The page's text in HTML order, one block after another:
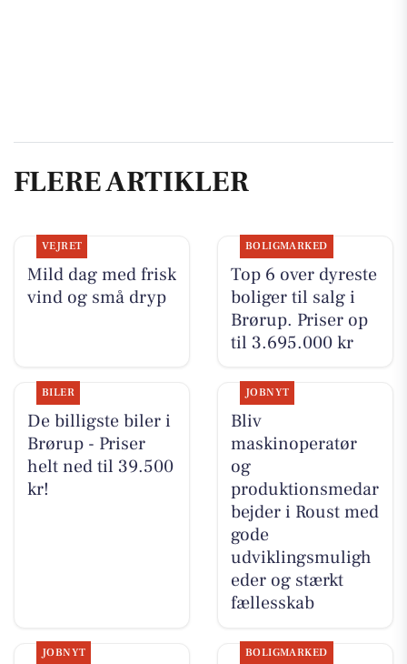
FLERE ARTIKLER
VEJRET
Mild dag med frisk
vind og små dryp
BOLIGMARKED
Top 6 over dyreste
boliger til salg i
Brørup. Priser op
til 3.695.000 kr
BILER
De billigste biler i
Brørup - Priser
helt ned til 39.500
kr!
JOBNYT
Bliv
maskinoperatør
og
produktionsmedar
bejder i Roust med
gode
udviklingsmuligh
eder og stærkt
fællesskab
JOBNYT BOLIGMARKED